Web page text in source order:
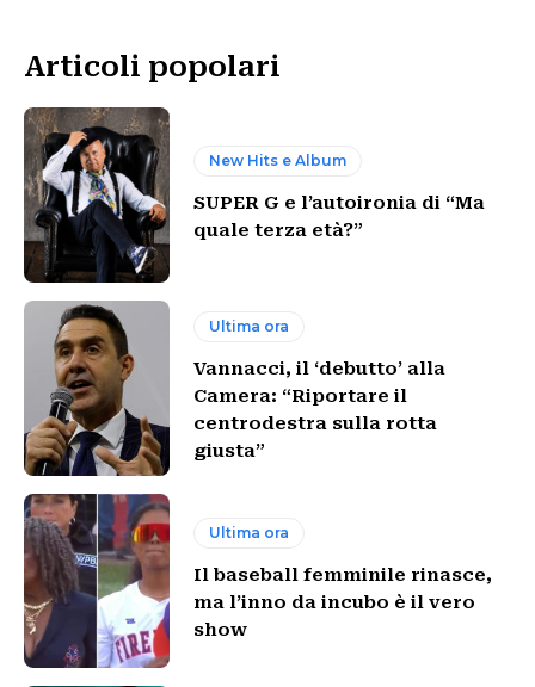
Articoli popolari
New Hits e Album
SUPER G e l’autoironia di “Ma
quale terza età?”
Ultima ora
Vannacci, il ‘debutto’ alla
Camera: “Riportare il
centrodestra sulla rotta
giusta”
Ultima ora
Il baseball femminile rinasce,
ma l’inno da incubo è il vero
show